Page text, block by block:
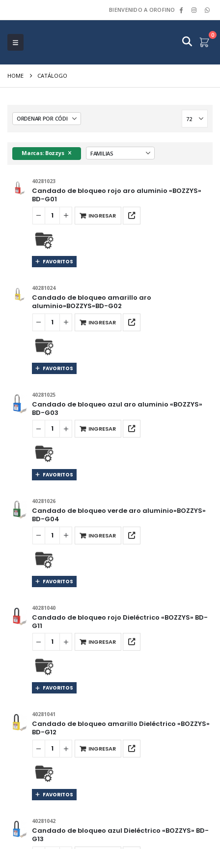
BIENVENIDO A OROFINO
0
HOME CATÁLOGO
Marcas: Bozzys
40281023
Candado de bloqueo rojo aro aluminio «BOZZYS»
BD-G01
INGRESAR
FAVORITOS
40281024
Candado de bloqueo amarillo aro
aluminio»BOZZYS»BD-G02
INGRESAR
FAVORITOS
40281025
Candado de bloqueo azul aro aluminio «BOZZYS»
BD-G03
INGRESAR
FAVORITOS
40281026
Candado de bloqueo verde aro aluminio»BOZZYS»
BD-G04
INGRESAR
FAVORITOS
40281040
Candado de bloqueo rojo Dieléctrico «BOZZYS» BD-
G11
INGRESAR
FAVORITOS
40281041
Candado de bloqueo amarillo Dieléctrico «BOZZYS»
BD-G12
INGRESAR
FAVORITOS
40281042
Candado de bloqueo azul Dieléctrico «BOZZYS» BD-
G13